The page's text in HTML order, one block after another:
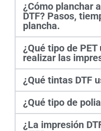
¿Cómo planchar
DTF? Pasos,
plancha.
¿Qué tipo de
realizar las
¿Qué tintas DTF
¿Qué tipo de
¿La impresión